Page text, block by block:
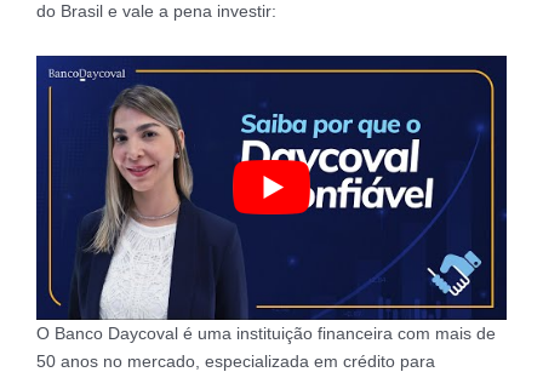
do Brasil e vale a pena investir:
O Banco Daycoval é uma instituição financeira com mais de
50 anos no mercado, especializada em crédito para